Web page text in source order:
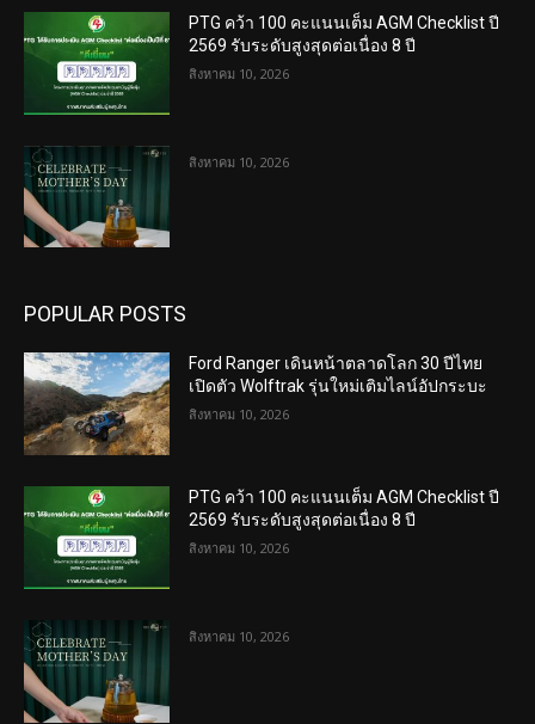
PTG คว้า 100 คะแนนเต็ม AGM Checklist ปี
2569 รับระดับสูงสุดต่อเนื่อง 8 ปี
สิงหาคม 10, 2026
สิงหาคม 10, 2026
POPULAR POSTS
Ford Ranger เดินหน้าตลาดโลก 30 ปีไทย
เปิดตัว Wolftrak รุ่นใหม่เติมไลน์อัปกระบะ
สิงหาคม 10, 2026
PTG คว้า 100 คะแนนเต็ม AGM Checklist ปี
2569 รับระดับสูงสุดต่อเนื่อง 8 ปี
สิงหาคม 10, 2026
สิงหาคม 10, 2026